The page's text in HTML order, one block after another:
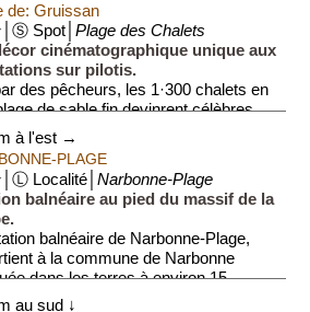
de: Gruissan
Spot│Plage des Chalets
cinématographique unique aux
sur pilotis.
des pêcheurs, les 1·300 chalets en
de sable fin devinrent célèbres
à l'est →
PLAGE
Localité│Narbonne-Plage
balnéaire au pied du massif de la
balnéaire de Narbonne-Plage,
à la commune de Narbonne
dans les terres à environ 15...
au sud ↓